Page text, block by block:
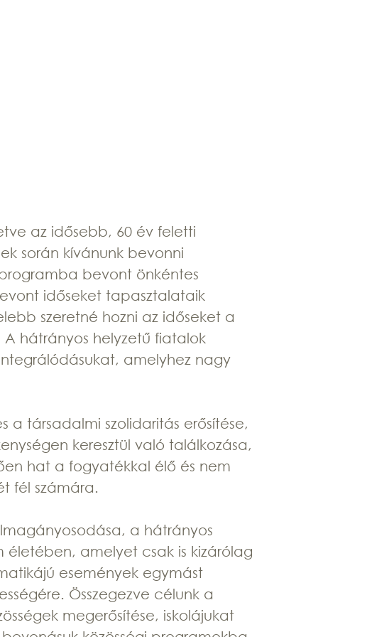
az idősebb, 60 év feletti
során kívánunk bevonni
bevont önkéntes
időseket tapasztalataik
szeretné hozni az időseket a
hátrányos helyzetű fiatalok
amelyhez nagy
a társadalmi szolidaritás erősítése,
keresztül való találkozása,
hat a fogyatékkal élő és nem
fél számára.
a hátrányos
amelyet csak is kizárólag
események egymást
Összegezve célunk a
megerősítése, iskolájukat